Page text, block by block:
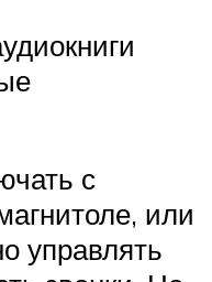
с
или
управлять